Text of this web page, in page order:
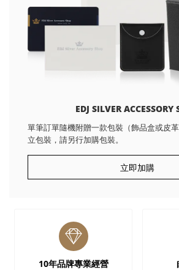
EDJ SILVER ACCESSORY
單筆訂單隨機附贈一款包裝（飾品盒或皮
立包裝，請另行加購包裝。
立即加購
10年品牌專業經營